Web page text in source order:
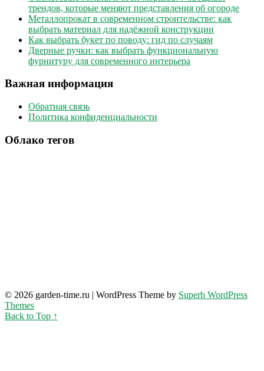
трендов, которые меняют представления об огороде
Металлопрокат в современном строительстве: как
выбрать материал для надёжной конструкции
Как выбрать букет по поводу: гид по случаям
Дверные ручки: как выбрать функциональную
фурнитуру для современного интерьера
Важная информация
Обратная связь
Политика конфиденциальности
Облако тегов
© 2026 garden-time.ru | WordPress Theme by Superb WordPress
Themes
Back to Top ↑